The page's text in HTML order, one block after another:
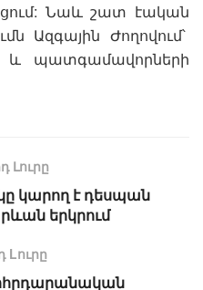
Նաև շատ էական
Ազգային Ժողովում՝
պատգամավորների
Լուրը
կարող է դեսպան
երկրում
Lուրը